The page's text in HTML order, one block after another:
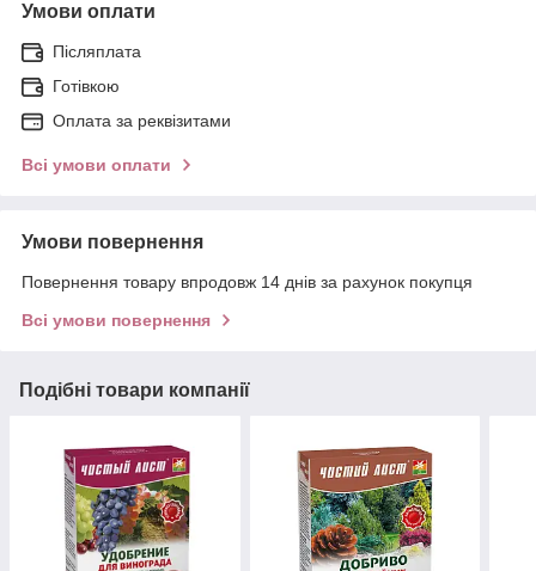
Умови оплати
Післяплата
Готівкою
Оплата за реквізитами
Всі умови оплати
Умови повернення
Повернення товару впродовж 14 днів за рахунок покупця
Всі умови повернення
Подібні товари компанії